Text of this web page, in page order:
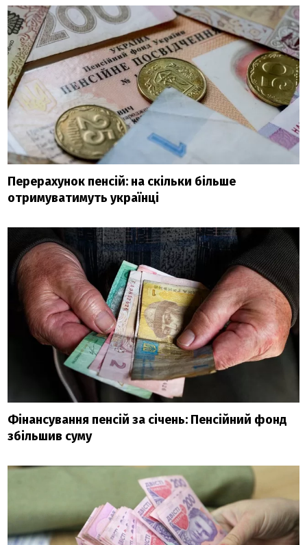
Перерахунок пенсій: на скільки більше
отримуватимуть українці
Фінансування пенсій за січень: Пенсійний фонд
збільшив суму